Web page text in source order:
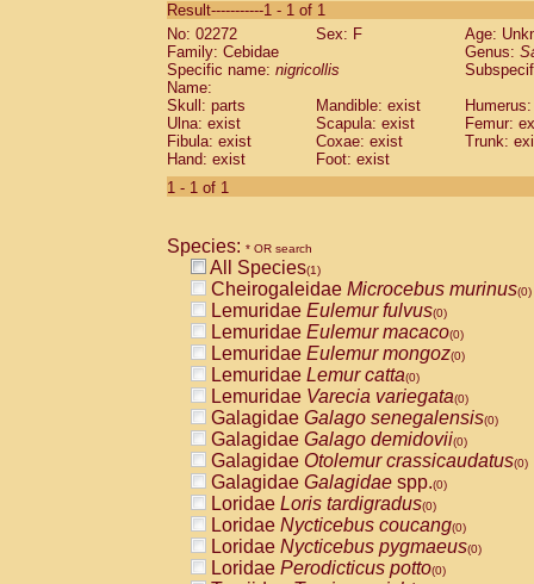
CebidaeSaguinus labiatus(0)
Cebidae Saguinus leucopus (0)
Cebidae
CebidaeSaguinus mystax
Cebidae Saguinus nigricollis (1)
Cebidae Saguinus oedipus
Cebidae Saguinus weddelli
Cebidae Saguinusspp.
Cebidae
CebidaeCebus capucinus
CebidaeCebus nigrivittatus
CebidaeCebus spp.(0)
CebidaeSaimiri boliviensis(0)
CebidaeSaimiri sciureus(0)
AtelidaeAlouatta caraya(0)
AtelidaeAlouatta fusca(0)
AtelidaeAlouatta seniculus(0)
AtelidaeAlouattaspp.(0)
AtelidaeAteles belzebuth(0)
AtelidaeAteles geoffroyi(0)
AtelidaeAteles paniscus(0)
AtelidaeAtelesspp.(0)
AtelidaeLagothrix lagothricha(0)
AtelidaeLagothrix lagothricha cana
PitheciidaeCacajao calvus
Result-----------1 - 1 of 1
No: 02272
Sex: F
Age:
Family: Cebidae
Genus:
Specific name: nigricollis
Name:
Skull: parts
Mandible: exist
Ulna: exist
Scapula: exist
Femur:
Fibula: exist
Coxae: exist
Trunk:
Hand: exist
Foot: exist
1 - 1 of 1
Species: * OR search
All Species(1)
Cheirogaleidae Microcebus murinus(0)
Lemuridae Eulemur fulvus(0)
Lemuridae Eulemur macaco(0)
Lemuridae Eulemur mongoz(0)
Lemuridae Lemur catta(0)
Lemuridae Varecia variegata(0)
Galagidae Galago senegalensis(0)
Galagidae Galago demidovii(0)
Galagidae Otolemur crassicaudatus(0)
Galagidae Galagidae spp.(0)
Loridae Loris tardigradus(0)
Loridae Nycticebus coucang(0)
Loridae Nycticebus pygmaeus(0)
Loridae Perodicticus potto(0)